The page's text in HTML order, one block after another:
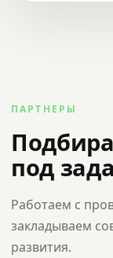
ПАРТНЕРЫ
под
Работаем с
закладываем
развития.